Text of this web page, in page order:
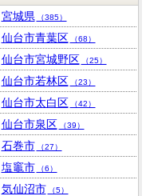
宮城県 （385）
仙台市青葉区 （68）
仙台市宮城野区 （25）
仙台市若林区 （23）
仙台市太白区 （42）
仙台市泉区 （39）
石巻市 （27）
塩竈市 （6）
気仙沼市 （5）